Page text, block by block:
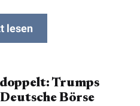
lesen
Trumps
Börse